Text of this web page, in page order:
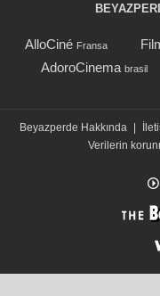
AlloCiné Fransa
AdoroCinema brasil
Beyazperde Hakkında |
Verilerin